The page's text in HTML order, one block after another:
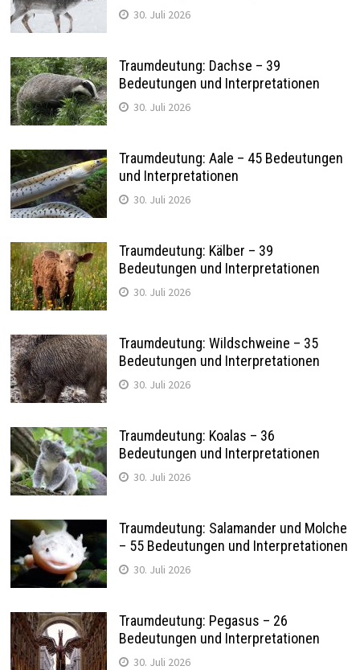
30. Juli 2026
Traumdeutung: Dachse – 39
Bedeutungen und Interpretationen
30. Juli 2026
Traumdeutung: Aale – 45 Bedeutungen
und Interpretationen
30. Juli 2026
Traumdeutung: Kälber – 39
Bedeutungen und Interpretationen
30. Juli 2026
Traumdeutung: Wildschweine – 35
Bedeutungen und Interpretationen
30. Juli 2026
Traumdeutung: Koalas – 36
Bedeutungen und Interpretationen
30. Juli 2026
Traumdeutung: Salamander und Molche
– 55 Bedeutungen und Interpretationen
30. Juli 2026
Traumdeutung: Pegasus – 26
Bedeutungen und Interpretationen
30. Juli 2026